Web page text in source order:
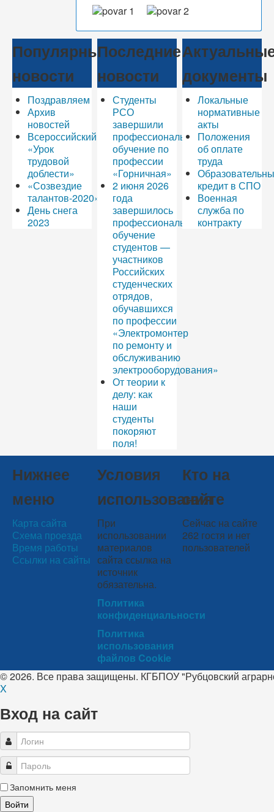
Популярные
новости
Поздравляем
Архив
новостей
Всероссийский
«Урок
трудовой
доблести»
«Созвездие
талантов-2020»
День снега
2023
Последние
новости
Студенты
РСО
завершили
профессиональное
обучение по
профессии
«Горничная»
2 июня 2026
года
завершилось
профессиональное
обучение
студентов —
участников
Российских
студенческих
отрядов,
обучавшихся
по профессии
«Электромонтер
по ремонту и
обслуживанию
электрооборудования»
От теории к
делу: как
наши
студенты
покоряют
поля!
документы
Локальные
нормативные
акты
Положения
об оплате
труда
кредит в СПО
Военная
служба по
контракту
Нижнее
меню
Карта сайта
Схема проезда
Время работы
Ссылки на сайты
Условия
использования
При
использовании
материалов
сайта ссылка на
источник
обязательна.
Политика
конфиденциальности
Политика
использования
файлов Cookie
Кто на
сайте
Сейчас на сайте
262 гостя и нет
пользователей
© 2026. Все права защищены. КГБПОУ "Рубцовский
X
Вход на сайт
Запомнить меня
Войти